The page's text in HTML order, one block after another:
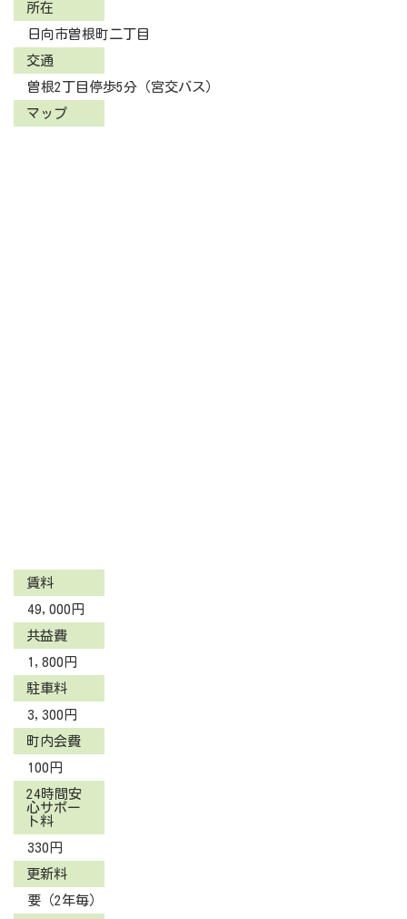
所在
日向市曽根町二丁目
交通
曽根2丁目停歩5分（宮交バス）
マップ
賃料
49,000円
共益費
1,800円
駐車料
3,300円
町内会費
100円
24時間安
心サポー
ト料
330円
更新料
要（2年毎）